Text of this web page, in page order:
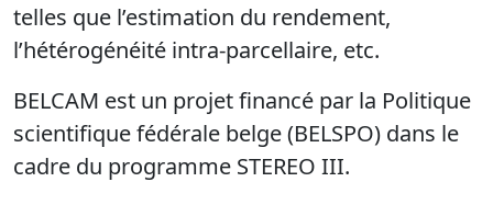
telles que l’estimation du rendement,
l’hétérogénéité intra-parcellaire, etc.
BELCAM est un projet financé par la Politique
scientifique fédérale belge (BELSPO) dans le
cadre du programme STEREO III.